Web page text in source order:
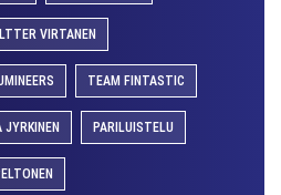
VIRTANEN
TEAM FINTASTIC
JYRKINEN PARILUISTELU